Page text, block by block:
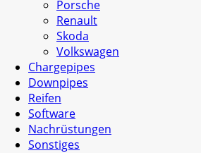
Porsche
Renault
Skoda
Volkswagen
Chargepipes
Downpipes
Reifen
Software
Nachrüstungen
Sonstiges